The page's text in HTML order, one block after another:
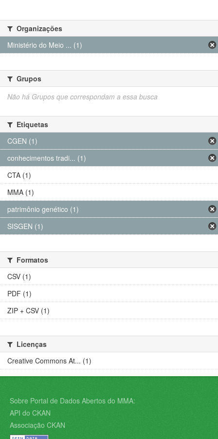
Organizações
Ministério do Meio ... (1)
Grupos
Não há Grupos que correspondam a essa busca
Etiquetas
CGEN (1)
conhecimentos tradi... (1)
CTA (1)
MMA (1)
patrimônio genético (1)
SISGEN (1)
Formatos
CSV (1)
PDF (1)
ZIP + CSV (1)
Licenças
Creative Commons At... (1)
Sobre Portal de Dados Abertos do MMA:
API do CKAN
Associação CKAN